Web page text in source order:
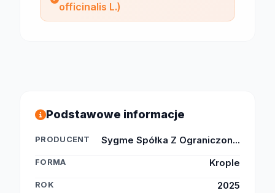
officinalis L.)
Podstawowe informacje
PRODUCENT Sygme Spółka Z Ograniczon...
FORMA Krople
ROK 2025